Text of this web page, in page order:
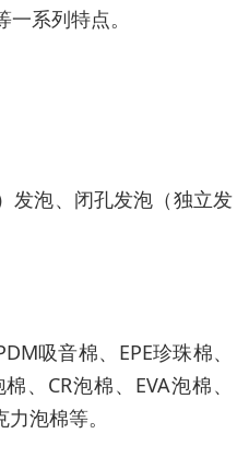
系列特点。
发泡、闭孔发泡（独立发
吸音棉、EPE珍珠棉、
、CR泡棉、EVA泡棉、
泡棉等。